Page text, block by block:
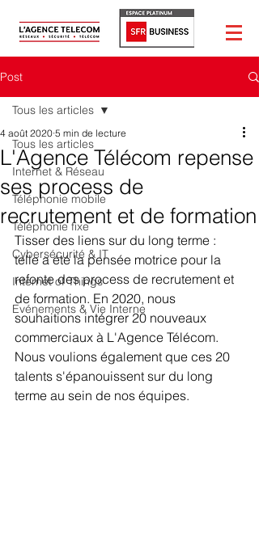
Post
Tous les articles
Internet & Réseau
Téléphonie mobile
Téléphonie fixe
Cybersécurité & IT
Internet of Things
Evénements & Vie Interne
Tous les articles
L'Agence Télécom repense
ses process de
recrutement et de formation
4 août 2020 5 min de lecture
Tisser des liens sur du long terme :
telle a été la pensée motrice pour la
refonte des process de recrutement et
de formation. En 2020, nous
souhaitions intégrer 20 nouveaux
commerciaux à L'Agence Télécom.
Nous voulions également que ces 20
talents s'épanouissent sur du long
terme au sein de nos équipes.